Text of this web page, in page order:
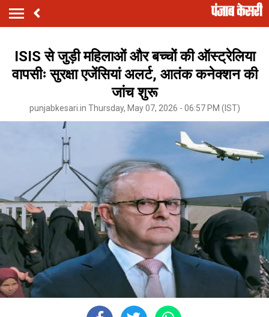
ISIS से जुड़ी महिलाओं और बच्चों की ऑस्ट्रेलिया
वापसीः सुरक्षा एजेंसियां अलर्ट, आतंक कनेक्शन की
जांच शुरू
punjabkesari.in Thursday, May 07, 2026 - 06:57 PM (IST)